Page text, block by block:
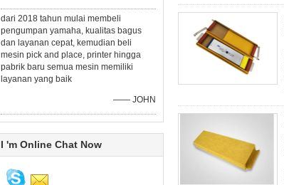
dari 2018 tahun mulai membeli
pengumpan yamaha, kualitas bagus
dan layanan cepat, kemudian beli
mesin pick and place, printer hingga
pabrik baru semua mesin memiliki
layanan yang baik
—— JOHN
I 'm Online Chat Now